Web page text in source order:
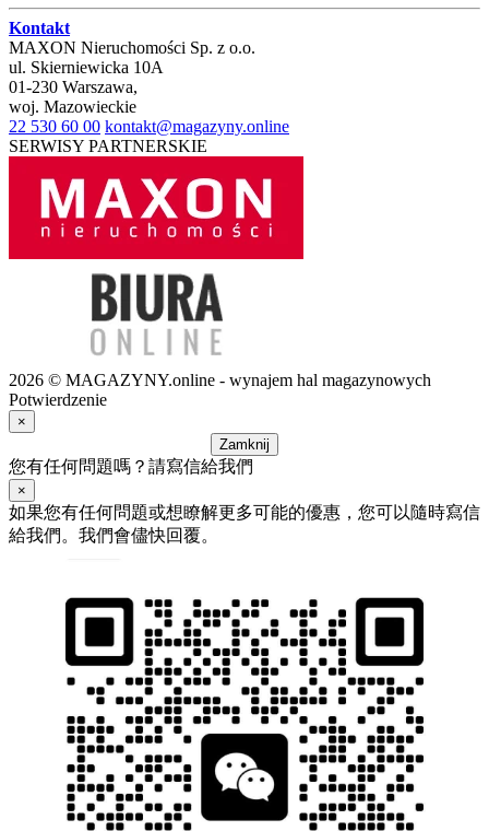
Kontakt
MAXON Nieruchomości Sp. z o.o.
ul. Skierniewicka 10A
01-230 Warszawa,
woj. Mazowieckie
22 530 60 00 kontakt@magazyny.online
SERWISY PARTNERSKIE
2026 © MAGAZYNY.online - wynajem hal magazynowych
Potwierdzenie
×
Zamknij
您有任何問題嗎？請寫信給我們
×
如果您有任何問題或想瞭解更多可能的優惠，您可以隨時寫信
給我們。我們會儘快回覆。